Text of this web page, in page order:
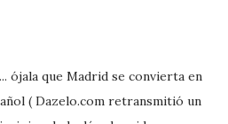
ójala que Madrid se convierta en
( Dazelo.com retransmitió un